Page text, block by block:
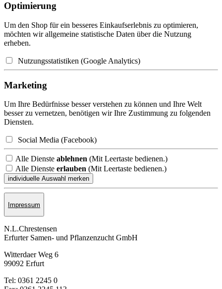
Optimierung
Um den Shop für ein besseres Einkaufserlebnis zu optimieren,
möchten wir allgemeine statistische Daten über die Nutzung
erheben.
Nutzungsstatistiken (Google Analytics)
Marketing
Um Ihre Bedürfnisse besser verstehen zu können und Ihre Welt
besser zu vernetzen, benötigen wir Ihre Zustimmung zu folgenden
Diensten.
Social Media (Facebook)
Alle Dienste ablehnen (Mit Leertaste bedienen.)
Alle Dienste erlauben (Mit Leertaste bedienen.)
Impressum
N.L.Chrestensen
Erfurter Samen- und Pflanzen­zucht GmbH
Witterdaer Weg 6
99092 Erfurt
Tel: 0361 2245 0